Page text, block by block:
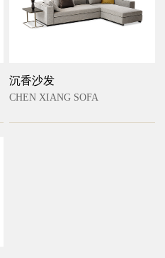
沉香沙发
CHEN XIANG SOFA